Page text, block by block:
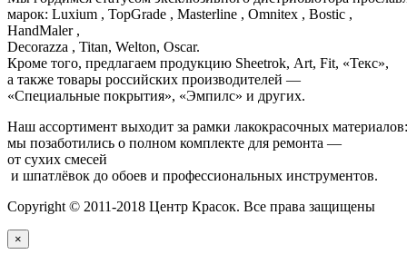
марок: Luxium , TopGrade , Masterline , Omnitex , Bostic ,
HandMaler ,
Decorazza , Titan, Welton, Oscar.
Кроме того, предлагаем продукцию Sheetrok, Art, Fit, «Текс»,
а также товары российских производителей —
«Специальные покрытия», «Эмпилс» и других.
Наш ассортимент выходит за рамки лакокрасочных
мы позаботились о полном комплекте для ремонта —
от сухих смесей
и шпатлёвок до обоев и профессиональных инструментов.
Copyright © 2011-2018 Центр Красок. Все права защищены
×